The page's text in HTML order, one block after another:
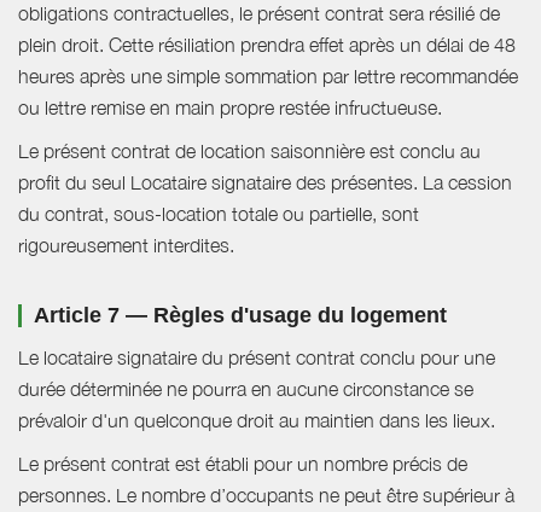
obligations contractuelles, le présent contrat sera résilié de
plein droit. Cette résiliation prendra effet après un délai de 48
heures après une simple sommation par lettre recommandée
ou lettre remise en main propre restée infructueuse.
Le présent contrat de location saisonnière est conclu au
profit du seul Locataire signataire des présentes. La cession
du contrat, sous-location totale ou partielle, sont
rigoureusement interdites.
Article 7 — Règles d'usage du logement
Le locataire signataire du présent contrat conclu pour une
durée déterminée ne pourra en aucune circonstance se
prévaloir d'un quelconque droit au maintien dans les lieux.
Le présent contrat est établi pour un nombre précis de
personnes. Le nombre d’occupants ne peut être supérieur à